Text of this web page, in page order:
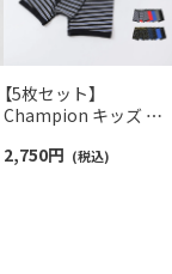
【5枚セット】
Champion キッズ ボ
前開き Cotton
2,750円 (税込)